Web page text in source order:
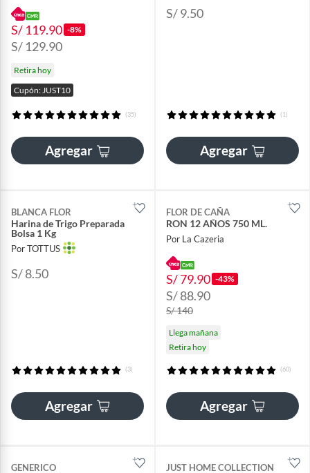
S/ 119.90 -8%
S/ 129.90
Retira hoy
Cupón: JUST10
(35)
Agregar
S/ 9.50
(1)
Agregar
BLANCA FLOR
Harina de Trigo Preparada
Bolsa 1 Kg
Por TOTTUS
S/ 8.50
(3)
Agregar
FLOR DE CAÑA
RON 12 AÑOS 750 ML.
Por La Cazeria
S/ 79.90 -43%
S/ 88.90
S/ 140
Llega mañana
Retira hoy
(60)
Agregar
GENERICO JUST HOME COLLECTION